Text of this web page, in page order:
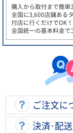
購入から取付まで簡単
全国に3,600店舗ある
付店に行くだけでOK！
全国統一の基本料金で
ご注文に
決済･配